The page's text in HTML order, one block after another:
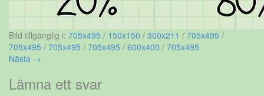
Bild tillgänglig i: 705x495 / 150x150 / 300x211 / 705x495 /
705x495 / 705x495 / 705x495 / 600x400 / 705x495
Nästa →
Lämna ett svar